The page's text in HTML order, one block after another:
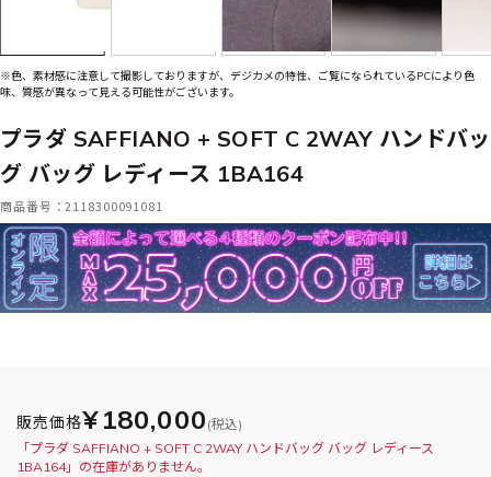
※色、素材感に注意して撮影しておりますが、デジカメの特性、ご覧になられているPCにより色
味、質感が異なって見える可能性がございます。
プラダ SAFFIANO + SOFT C 2WAY ハンドバッ
グ バッグ レディース 1BA164
商品番号：2118300091081
販売価格¥180,000 (税込)
「プラダ SAFFIANO + SOFT C 2WAY ハンドバッグ バッグ レディース
1BA164」の在庫がありません。